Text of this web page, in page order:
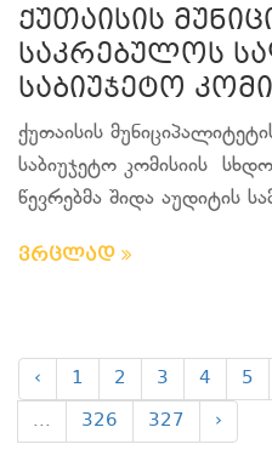
ქუთაისის
საკრებულოს
საბიუჯეტო
ქუთაისის
საბიუჯეტო კომისიის
წევრებმა შიდა აუდიტის
ვრცლად
‹ 1 2 3 4 5
...
326 327 ›